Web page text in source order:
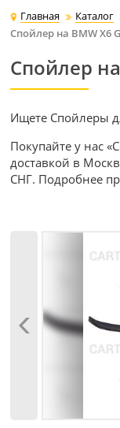
Главная Каталог
Спойлер на BMW X6
Спойлер
Ищете Спойлеры
Покупайте у нас
доставкой в
СНГ. Подробнее